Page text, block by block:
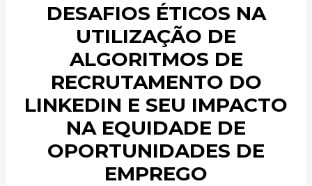
DESAFIOS ÉTICOS NA
UTILIZAÇÃO DE
ALGORITMOS DE
RECRUTAMENTO DO
LINKEDIN E SEU IMPACTO
NA EQUIDADE DE
OPORTUNIDADES DE
EMPREGO